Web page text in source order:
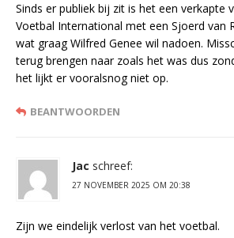
Sinds er publiek bij zit is het een verkapte
Voetbal International met een Sjoerd van
wat graag Wilfred Genee wil nadoen.
terug brengen naar zoals het was dus
het lijkt er vooralsnog niet op.
BEANTWOORDEN
Jac schreef:
27 NOVEMBER 2025 OM 20:38
Zijn we eindelijk verlost van het voetbal.